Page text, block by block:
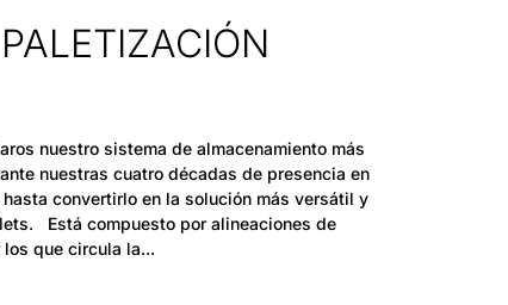
nuestro sistema de almacenamiento más
nuestras cuatro décadas de presencia en
convertirlo en la solución más versátil y
Está compuesto por alineaciones de
que circula la